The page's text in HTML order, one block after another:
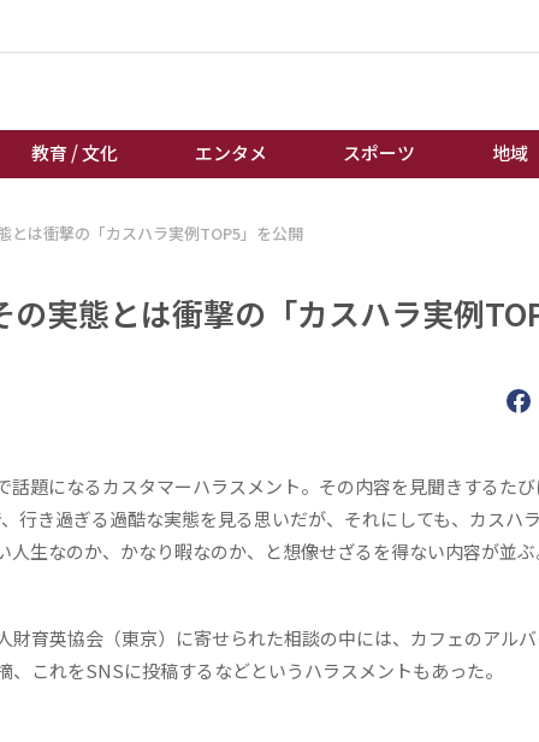
教育 / 文化 エンタメ スポーツ 地域
経済 / ビジネス
教育 / 文化
オートレース
は衝撃の「カスハラ実例TOP5」を公開
実態とは衝撃の「カスハラ実例
題になるカスタマーハラスメント。その内容を見聞きするたび
行き過ぎる過酷な実態を見る思いだが、それにしても、カスハ
生なのか、かなり暇なのか、と想像せざるを得ない内容が並ぶ
育英協会（東京）に寄せられた相談の中には、カフェのアル
これをSNSに投稿するなどというハラスメントもあった。